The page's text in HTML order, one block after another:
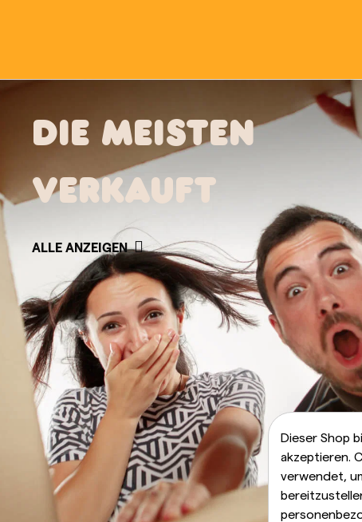
Sammlerstück, das sowohl die
Caganer sind perfekt für alle, die
den Caganer Ihres Lieblingsstars
und
DIE MEISTEN
verkauft
ALLE ANZEIGEN
Carles
Caganer Mozart
23,00 €
Dieser Shop
akzeptieren.
verwendet,